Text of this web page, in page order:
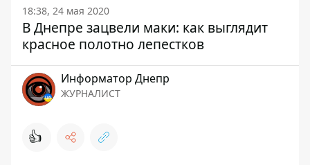
18:38, 24 мая 2020
В Днепре зацвели маки: как выглядит
красное полотно лепестков
Информатор Днепр
ЖУРНАЛИСТ
👍